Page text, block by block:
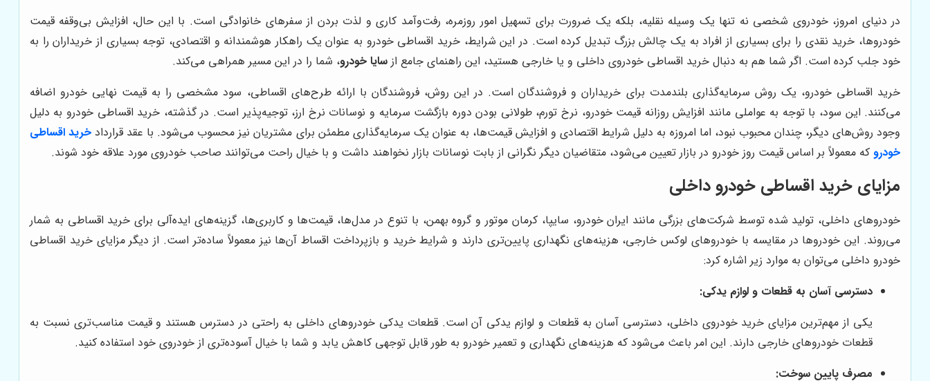
در دنیای امروز، خودروی شخصی نه تنها یک وسیله نقلیه، بلکه یک ضرورت برای تسهیل امور روزمره، رفت‌وآمد کاری و لذت بردن از سفرهای خانوادگی است. با این حال، افزایش بی‌وقفه قیمت
خودروها، خرید نقدی را برای بسیاری از افراد به یک چالش بزرگ تبدیل کرده است. در این شرایط، خرید اقساطی خودرو به عنوان یک راهکار هوشمندانه و اقتصادی، توجه بسیاری از خریداران را به
خود جلب کرده است. اگر شما هم به دنبال خرید اقساطی خودروی داخلی و یا خارجی هستید، این راهنمای جامع از سایا خودرو، شما را در این مسیر همراهی می‌کند.
خرید اقساطی خودرو، یک روش سرمایه‌گذاری بلندمدت برای خریداران و فروشندگان است. در این روش، فروشندگان با ارائه طرح‌های اقساطی، سود مشخصی را به قیمت نهایی خودرو اضافه
می‌کنند. این سود، با توجه به عواملی مانند افزایش روزانه قیمت خودرو، نرخ تورم، طولانی بودن دوره بازگشت سرمایه و نوسانات نرخ ارز، توجیه‌پذیر است. در گذشته، خرید اقساطی خودرو به دلیل
وجود روش‌های دیگر، چندان محبوب نبود، اما امروزه به دلیل شرایط اقتصادی و افزایش قیمت‌ها، به عنوان یک سرمایه‌گذاری مطمئن برای مشتریان نیز محسوب می‌شود. با عقد قراردادخرید اقساطی
خودروکه معمولاً بر اساس قیمت روز خودرو در بازار تعیین می‌شود، متقاضیان دیگر نگرانی از بابت نوسانات بازار نخواهند داشت و با خیال راحت می‌توانند صاحب خودروی مورد علاقه خود شوند.
مزایای خرید اقساطی خودرو داخلی
خودروهای داخلی، تولید شده توسط شرکت‌های بزرگی مانند ایران خودرو، سایپا، کرمان موتور و گروه بهمن، با تنوع در مدل‌ها، قیمت‌ها و کاربری‌ها، گزینه‌های ایده‌آلی برای خرید اقساطی به شمار
می‌روند. این خودروها در مقایسه با خودروهای لوکس خارجی، هزینه‌های نگهداری پایین‌تری دارند و شرایط خرید و بازپرداخت اقساط آن‌ها نیز معمولاً ساده‌تر است. از دیگر مزایای خرید اقساطی
خودرو داخلی می‌توان به موارد زیر اشاره کرد:
دسترسی آسان به قطعات و لوازم یدکی:
یکی از مهم‌ترین مزایای خرید خودروی داخلی، دسترسی آسان به قطعات و لوازم یدکی آن است. قطعات یدکی خودروهای داخلی به راحتی در دسترس هستند و قیمت مناسب‌تری نسبت به
قطعات خودروهای خارجی دارند. این امر باعث می‌شود که هزینه‌های نگهداری و تعمیر خودرو به طور قابل توجهی کاهش یابد و شما با خیال آسوده‌تری از خودروی خود استفاده کنید.
مصرف پایین سوخت: